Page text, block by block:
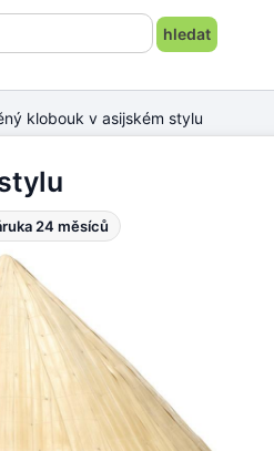
klobouk v asijském stylu
24 měsíců